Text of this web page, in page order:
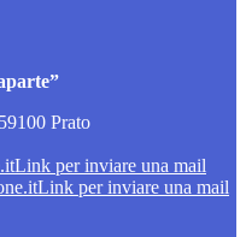
Prato
Link per inviare una mail
Link per inviare una mail